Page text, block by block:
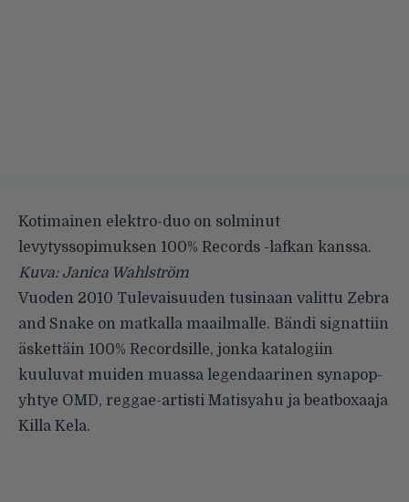
Kotimainen elektro-duo on solminut
levytyssopimuksen 100% Records -lafkan kanssa.
Kuva: Janica Wahlström
Vuoden 2010 Tulevaisuuden tusinaan valittu Zebra
and Snake on matkalla maailmalle. Bändi signattiin
äskettäin 100% Recordsille, jonka katalogiin
kuuluvat muiden muassa legendaarinen synapop-
yhtye OMD, reggae-artisti Matisyahu ja beatboxaaja
Killa Kela.